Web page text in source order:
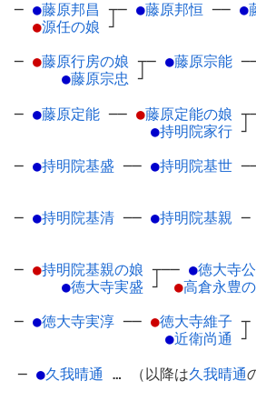
─ ●藤原邦昌 ┬
●源任の娘 ┘
─ ●藤原邦恒 ── ●
─ ●藤原行房の娘 ┬
●藤原宗忠 ┘
─ ●藤原宗能 ─
─ ●藤原定能 ── ●藤原定能の娘 ┬
●持明院家行 ┘
─ ●持明院基盛 ── ●持明院基世 ─
─ ●持明院基清 ── ●持明院基親 ─
─ ●持明院基親の娘 ┬
●徳大寺実盛 ┘
── ●徳大寺
●高倉永豊
─ ●徳大寺実淳 ── ●徳大寺維子 ┬
●近衛尚通 ┘
─ ●久我晴通 … （以降は久我晴通